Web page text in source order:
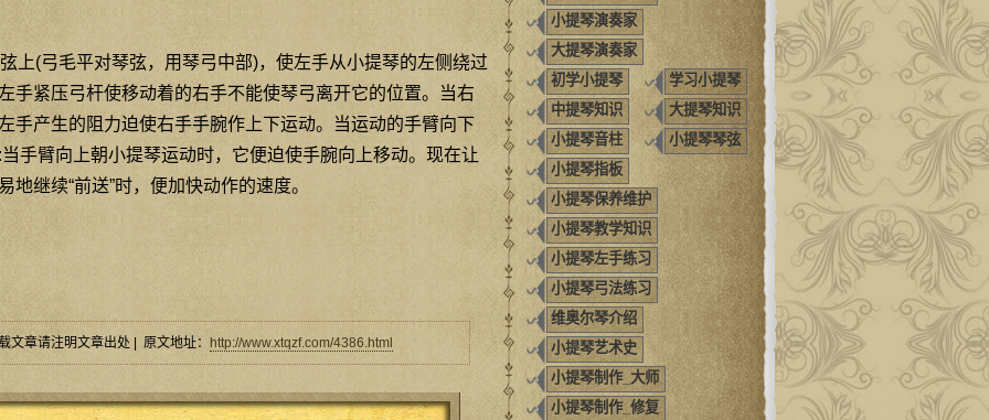
上(弓毛平对琴弦，用琴弓中部)，使左手从小提琴的左侧绕过
手紧压弓杆使移动着的右手不能使琴弓离开它的位置。当右
手产生的阻力迫使右手手腕作上下运动。当运动的手臂向下
手臂向上朝小提琴运动时，它便迫使手腕向上移动。现在让
继续“前送”时，便加快动作的速度。
章请注明文章出处 | 原文地址： http://www.xtqzf.com/4386.html
小提琴演奏家
大提琴演奏家
初学小提琴
学习小提琴
中提琴知识
大提琴知识
小提琴音柱
小提琴琴弦
小提琴指板
小提琴保养维护
小提琴教学知识
小提琴左手练习
小提琴弓法练习
维奥尔琴介绍
小提琴艺术史
小提琴制作_大师
小提琴制作_修复